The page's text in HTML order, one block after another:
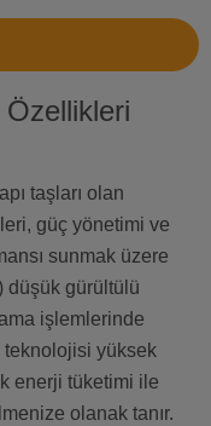
taşları olan
güç yönetimi ve
sunmak üzere
düşük gürültülü
işlemlerinde
teknolojisi yüksek
enerji tüketimi ile
olanak tanır.